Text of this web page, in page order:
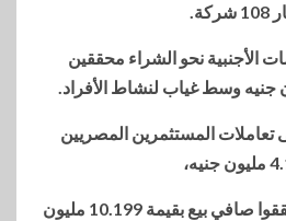
الأجنبية نحو الشراء محققين
تعاملات المستثمرين المصريين
بضغط من الأفراد الذي حققوا صافي بيع بقيمة 10.199 مليون